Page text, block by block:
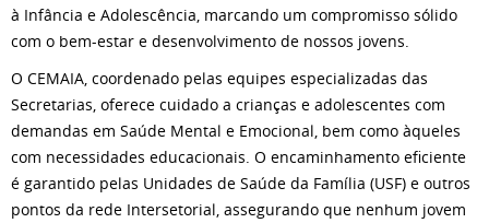
à Infância e Adolescência, marcando um compromisso sólido
com o bem-estar e desenvolvimento de nossos jovens.
O CEMAIA, coordenado pelas equipes especializadas das
Secretarias, oferece cuidado a crianças e adolescentes com
demandas em Saúde Mental e Emocional, bem como àqueles
com necessidades educacionais. O encaminhamento eficiente
é garantido pelas Unidades de Saúde da Família (USF) e outros
pontos da rede Intersetorial, assegurando que nenhum jovem